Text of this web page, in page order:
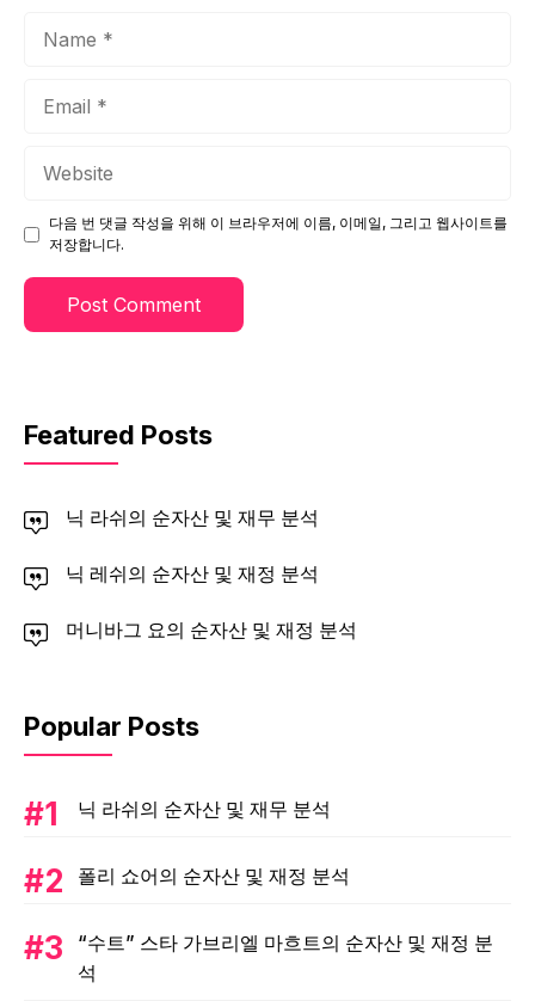
다음 번 댓글 작성을 위해 이 브라우저에 이름, 이메일, 그리고 웹사이트를
저장합니다.
Featured Posts
닉 라쉬의 순자산 및 재무 분석
닉 레쉬의 순자산 및 재정 분석
머니바그 요의 순자산 및 재정 분석
Popular Posts
닉 라쉬의 순자산 및 재무 분석
폴리 쇼어의 순자산 및 재정 분석
“수트” 스타 가브리엘 마흐트의 순자산 및 재정 분
석